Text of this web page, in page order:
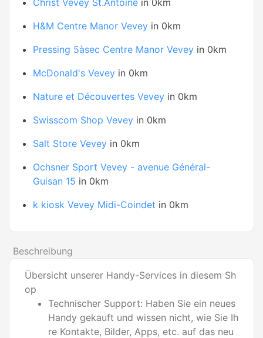
Christ Vevey St.Antoine in 0km
H&M Centre Manor Vevey in 0km
Pressing 5àsec Centre Manor Vevey in 0km
McDonald's Vevey in 0km
Nature et Découvertes Vevey in 0km
Swisscom Shop Vevey in 0km
Salt Store Vevey in 0km
Ochsner Sport Vevey - avenue Général-
Guisan 15 in 0km
k kiosk Vevey Midi-Coindet in 0km
Beschreibung
Übersicht unserer Handy-Services in diesem Sh
op
Technischer Support: Haben Sie ein neues
Handy gekauft und wissen nicht, wie Sie Ih
re Kontakte, Bilder, Apps, etc. auf das neu